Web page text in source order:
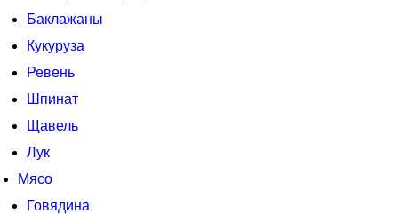
Баклажаны
Кукуруза
Ревень
Шпинат
Щавель
Лук
Мясо
Говядина